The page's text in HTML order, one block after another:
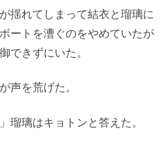
揺れてしまって結衣と瑠璃に
ートを漕ぐのをやめていたが
できずにいた。
声を荒げた。
瑠璃はキョトンと答えた。